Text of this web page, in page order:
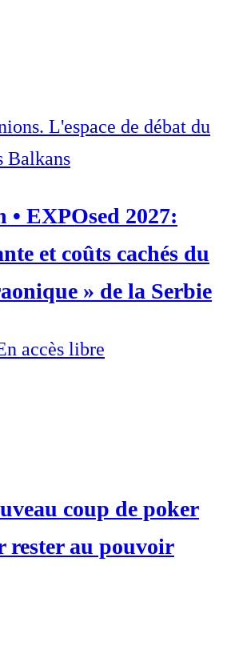
L'espace de débat du
Balkans
EXPOsed 2027:
et coûts cachés du
» de la Serbie
accès libre
coup de poker
rester au pouvoir